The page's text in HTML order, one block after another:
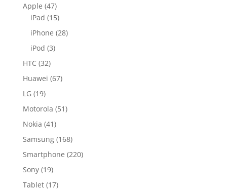
Apple (47)
iPad (15)
iPhone (28)
iPod (3)
HTC (32)
Huawei (67)
LG (19)
Motorola (51)
Nokia (41)
Samsung (168)
Smartphone (220)
Sony (19)
Tablet (17)